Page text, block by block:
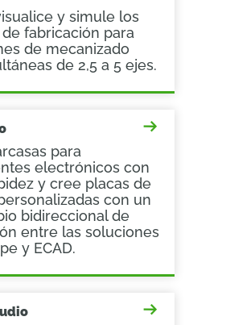
y simule los
fabricación para
de mecanizado
de 2,5 a 5 ejes.
para
electrónicos con
y cree placas de
con un
bidireccional de
entre las soluciones
y ECAD.